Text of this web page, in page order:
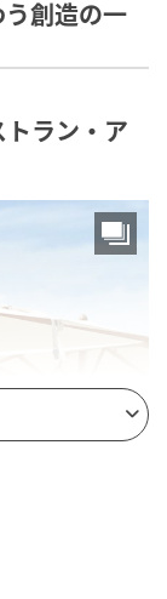
創造の一
ラン・ア